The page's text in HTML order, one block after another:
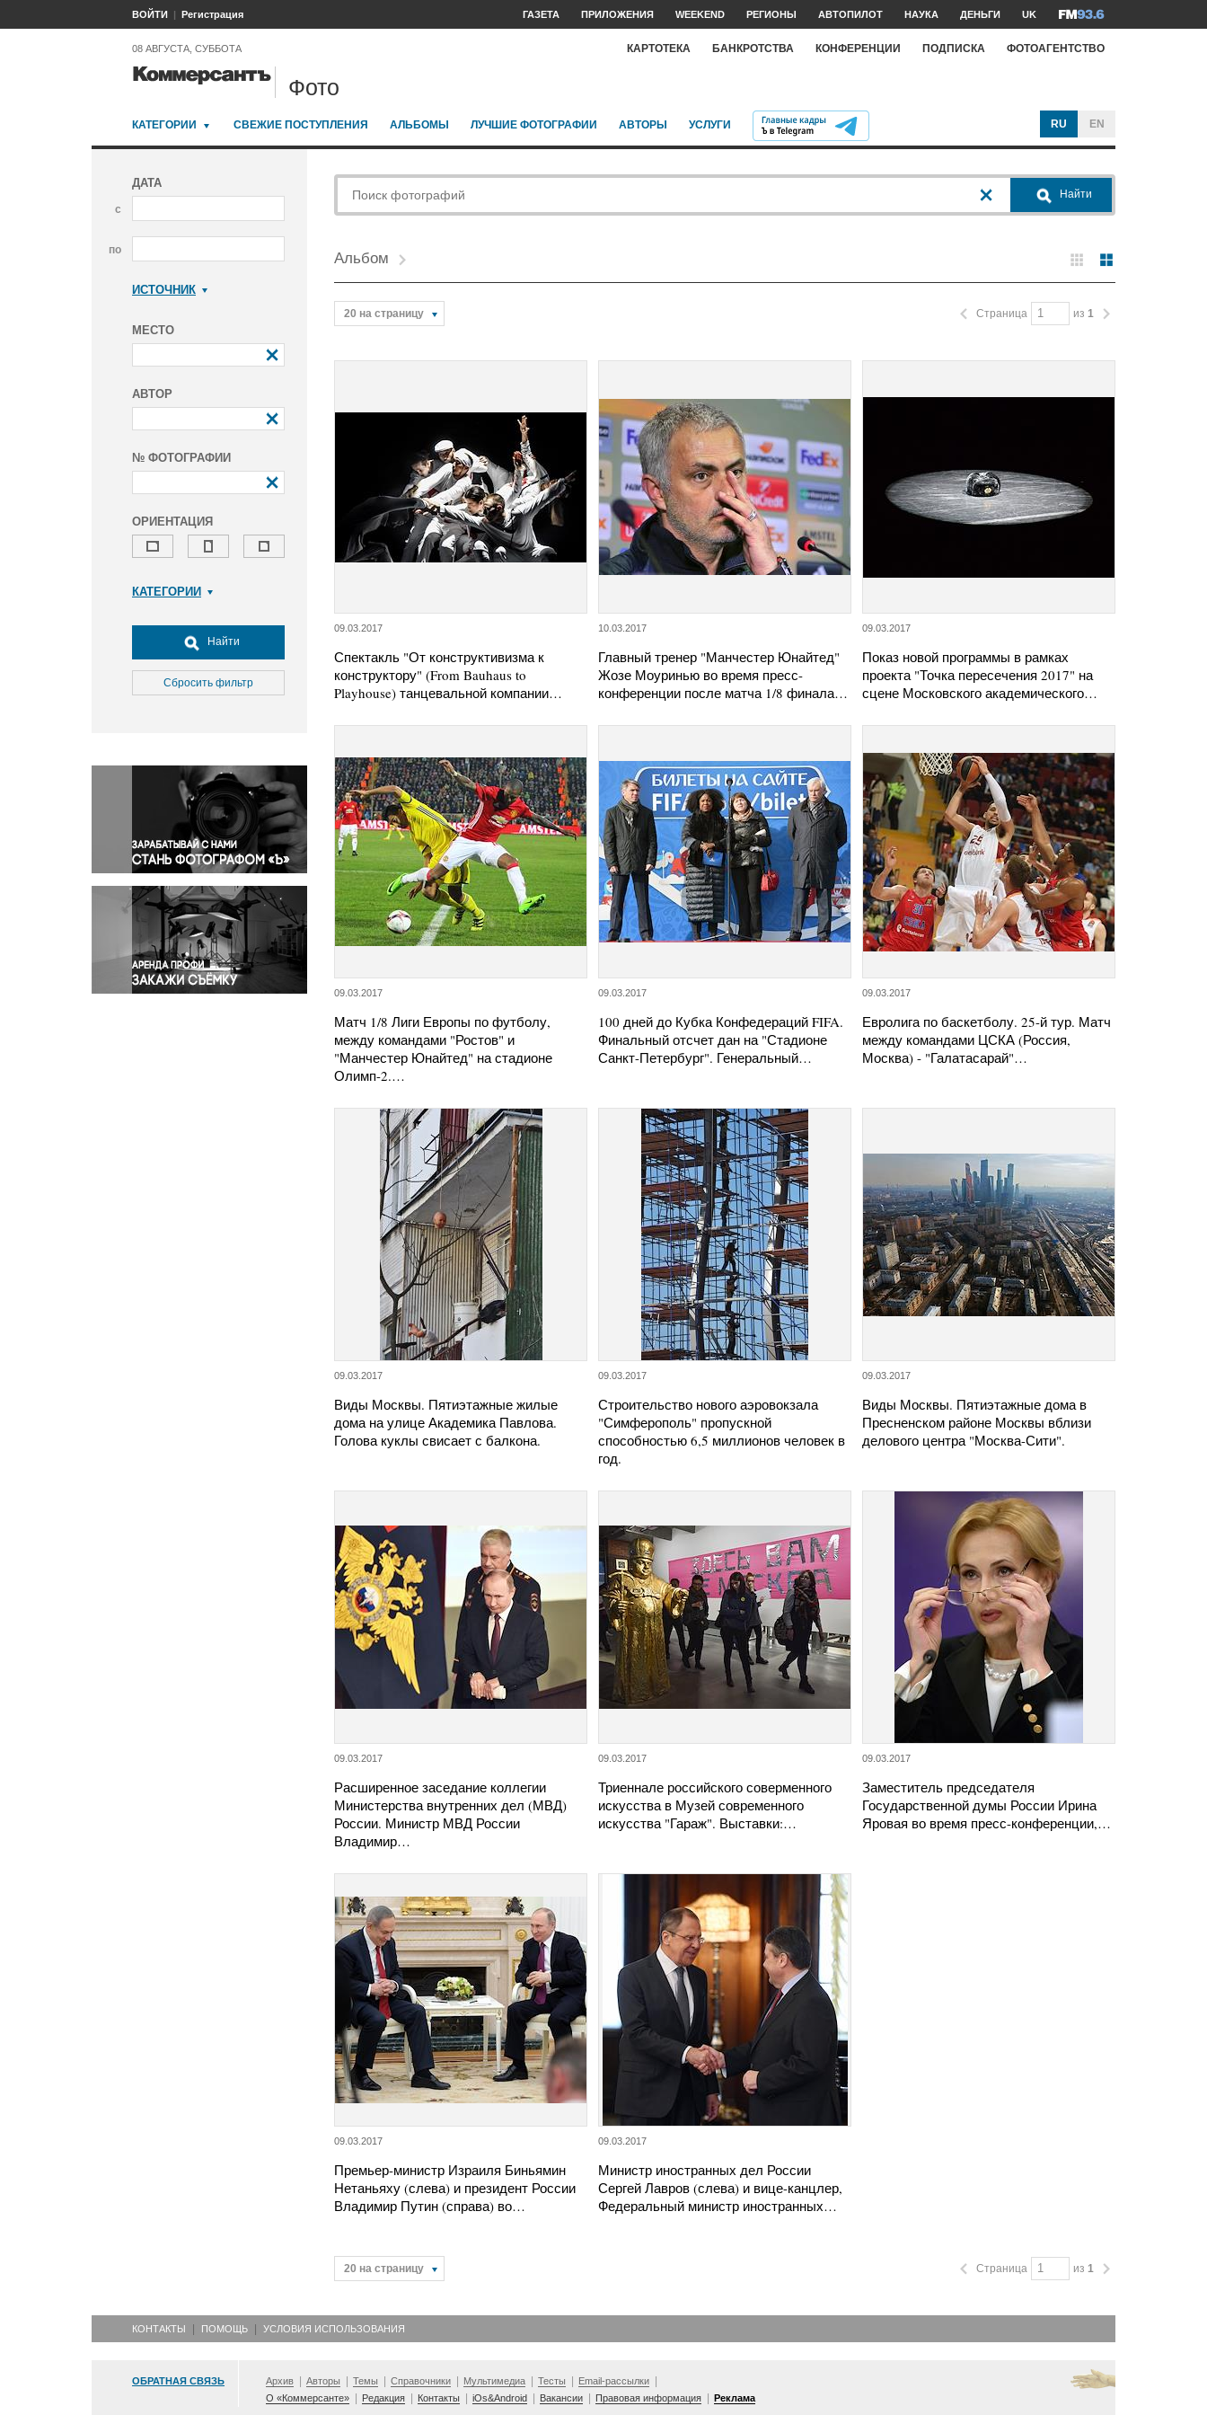
ВОЙТИ Регистрация ГАЗЕТА ПРИЛОЖЕНИЯ WEEKEND РЕГИОНЫ АВТОПИЛОТ НАУКА ДЕНЬГИ UK
08 АВГУСТА, СУББОТА КАРТОТЕКА БАНКРОТСТВА КОНФЕРЕНЦИИ ПОДПИСКА ФОТОАГЕНТСТВО
Фото
КАТЕГОРИИ СВЕЖИЕ ПОСТУПЛЕНИЯ АЛЬБОМЫ ЛУЧШИЕ ФОТОГРАФИИ АВТОРЫ УСЛУГИ RU EN
ДАТА
с
по
ИСТОЧНИК
МЕСТО
АВТОР
№ ФОТОГРАФИИ
ОРИЕНТАЦИЯ
КАТЕГОРИИ
Досуг, туризм и отдых
Культура
Медицина
Окружающая среда
Политика
Правосудие
Происшествия и конфликты
Религия
Светская жизнь
Спорт
Экология
Экономика и бизнес
Найти
Сбросить фильтр
Найти
Альбом
20 на страницу Страница из 1
09.03.2017
Спектакль "От конструктивизма к
конструктору" (From Bauhaus to
Playhouse) танцевальной компании…
10.03.2017
Главный тренер "Манчестер Юнайтед"
Жозе Моуринью во время пресс-
конференции после матча 1/8 финала…
09.03.2017
Показ новой программы в рамках
проекта "Точка пересечения 2017" на
сцене Московского академического…
09.03.2017
Матч 1/8 Лиги Европы по футболу,
между командами "Ростов" и
"Манчестер Юнайтед" на стадионе
Олимп-2.…
09.03.2017
100 дней до Кубка Конфедераций FIFA.
Финальный отсчет дан на "Стадионе
Санкт-Петербург". Генеральный…
09.03.2017
Евролига по баскетболу. 25-й тур. Матч
между командами ЦСКА (Россия,
Москва) - "Галатасарай"…
09.03.2017
Виды Москвы. Пятиэтажные жилые
дома на улице Академика Павлова.
Голова куклы свисает с балкона.
09.03.2017
Строительство нового аэровокзала
"Симферополь" пропускной
способностью 6,5 миллионов человек в
год.
09.03.2017
Виды Москвы. Пятиэтажные дома в
Пресненском районе Москвы вблизи
делового центра "Москва-Сити".
09.03.2017
Расширенное заседание коллегии
Министерства внутренних дел (МВД)
России. Министр МВД России
Владимир…
09.03.2017
Триеннале российского соверменного
искусства в Музей современного
искусства "Гараж". Выставки:…
09.03.2017
Заместитель председателя
Государственной думы России Ирина
Яровая во время пресс-конференции,…
09.03.2017
Премьер-министр Израиля Биньямин
Нетаньяху (слева) и президент России
Владимир Путин (справа) во…
09.03.2017
Министр иностранных дел России
Сергей Лавров (слева) и вице-канцлер,
Федеральный министр иностранных…
20 на страницу Страница из 1
КОНТАКТЫ ПОМОЩЬ УСЛОВИЯ ИСПОЛЬЗОВАНИЯ
ОБРАТНАЯ СВЯЗЬ Архив Авторы Темы Справочники Мультимедиа Тесты
Email-рассылки
О «Коммерсанте»
Редакция Контакты iOs&Android Вакансии Правовая информация Реклама